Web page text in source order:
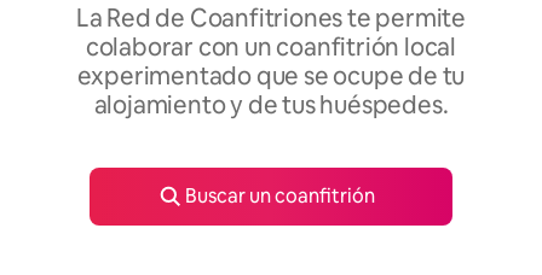
La Red de Coanfitriones te permite
colaborar con un coanfitrión local
experimentado que se ocupe de tu
alojamiento y de tus huéspedes.
Buscar un coanfitrión